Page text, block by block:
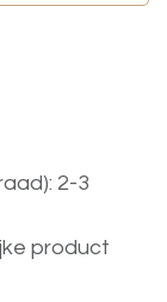
2-3
product